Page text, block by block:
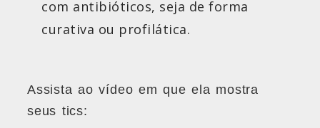
com antibióticos, seja de forma
curativa ou profilática.
Assista ao vídeo em que ela mostra
seus tics: